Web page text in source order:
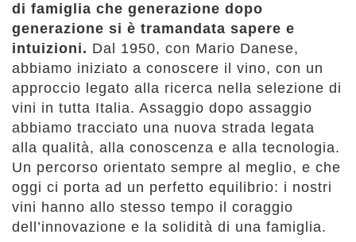
di famiglia che generazione dopo
generazione si è tramandata sapere e
intuizioni. Dal 1950, con Mario Danese,
abbiamo iniziato a conoscere il vino, con un
approccio legato alla ricerca nella selezione di
vini in tutta Italia. Assaggio dopo assaggio
abbiamo tracciato una nuova strada legata
alla qualità, alla conoscenza e alla tecnologia.
Un percorso orientato sempre al meglio, e che
oggi ci porta ad un perfetto equilibrio: i nostri
vini hanno allo stesso tempo il coraggio
dell’innovazione e la solidità di una famiglia.